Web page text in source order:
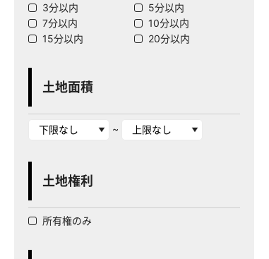
3分以内
5分以内
7分以内
10分以内
15分以内
20分以内
土地面積
~
土地権利
所有権のみ